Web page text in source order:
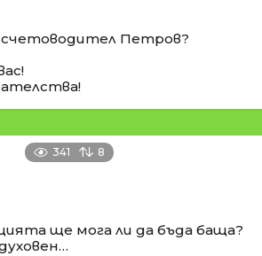
счетоводител Петров?
341 8
ще мога ли да бъда баща?